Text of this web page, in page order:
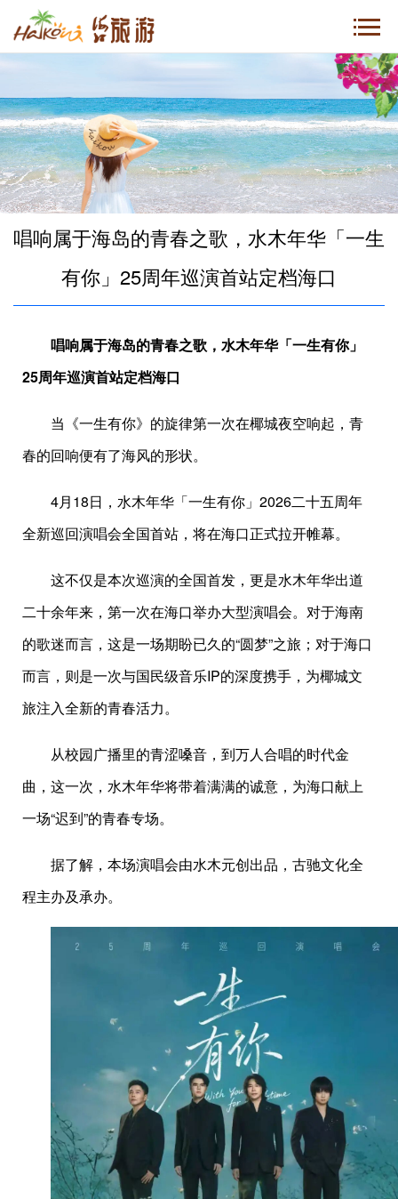
唱响属于海岛的青春之歌，水木年华「一生
有你」25周年巡演首站定档海口
唱响属于海岛的青春之歌，水木年华「一生有你」
25周年巡演首站定档海口
当《一生有你》的旋律第一次在椰城夜空响起，青
春的回响便有了海风的形状。
4月18日，水木年华「一生有你」2026二十五周年
全新巡回演唱会全国首站，将在海口正式拉开帷幕。
这不仅是本次巡演的全国首发，更是水木年华出道
二十余年来，第一次在海口举办大型演唱会。对于海南
的歌迷而言，这是一场期盼已久的“圆梦”之旅；对于海口
而言，则是一次与国民级音乐IP的深度携手，为椰城文
旅注入全新的青春活力。
从校园广播里的青涩嗓音，到万人合唱的时代金
曲，这一次，水木年华将带着满满的诚意，为海口献上
一场“迟到”的青春专场。
据了解，本场演唱会由水木元创出品，古驰文化全
程主办及承办。